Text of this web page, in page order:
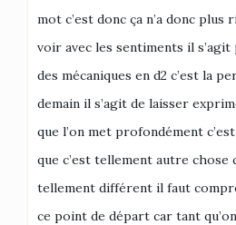
mot c’est donc ça n’a donc plus
voir avec les sentiments il s’agit
des mécaniques en d2 c’est la
demain il s’agit de laisser
que l’on met profondément
que c’est tellement autre chose
tellement différent il faut
ce point de départ car tant qu’on